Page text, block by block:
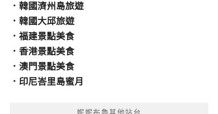
． 韓國濟州島旅遊
． 韓國大邱旅遊
． 福建景點美食
． 香港景點美食
． 澳門景點美食
． 印尼峇里島蜜月